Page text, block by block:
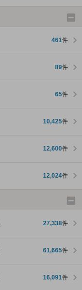
461件
89件
65件
10,425件
12,600件
12,024件
27,338件
61,665件
16,091件